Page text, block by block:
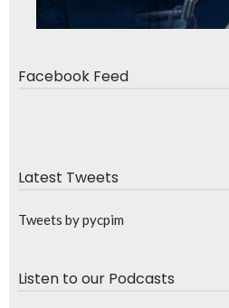
Facebook Feed
Latest Tweets
Tweets by pycpim
Listen to our Podcasts